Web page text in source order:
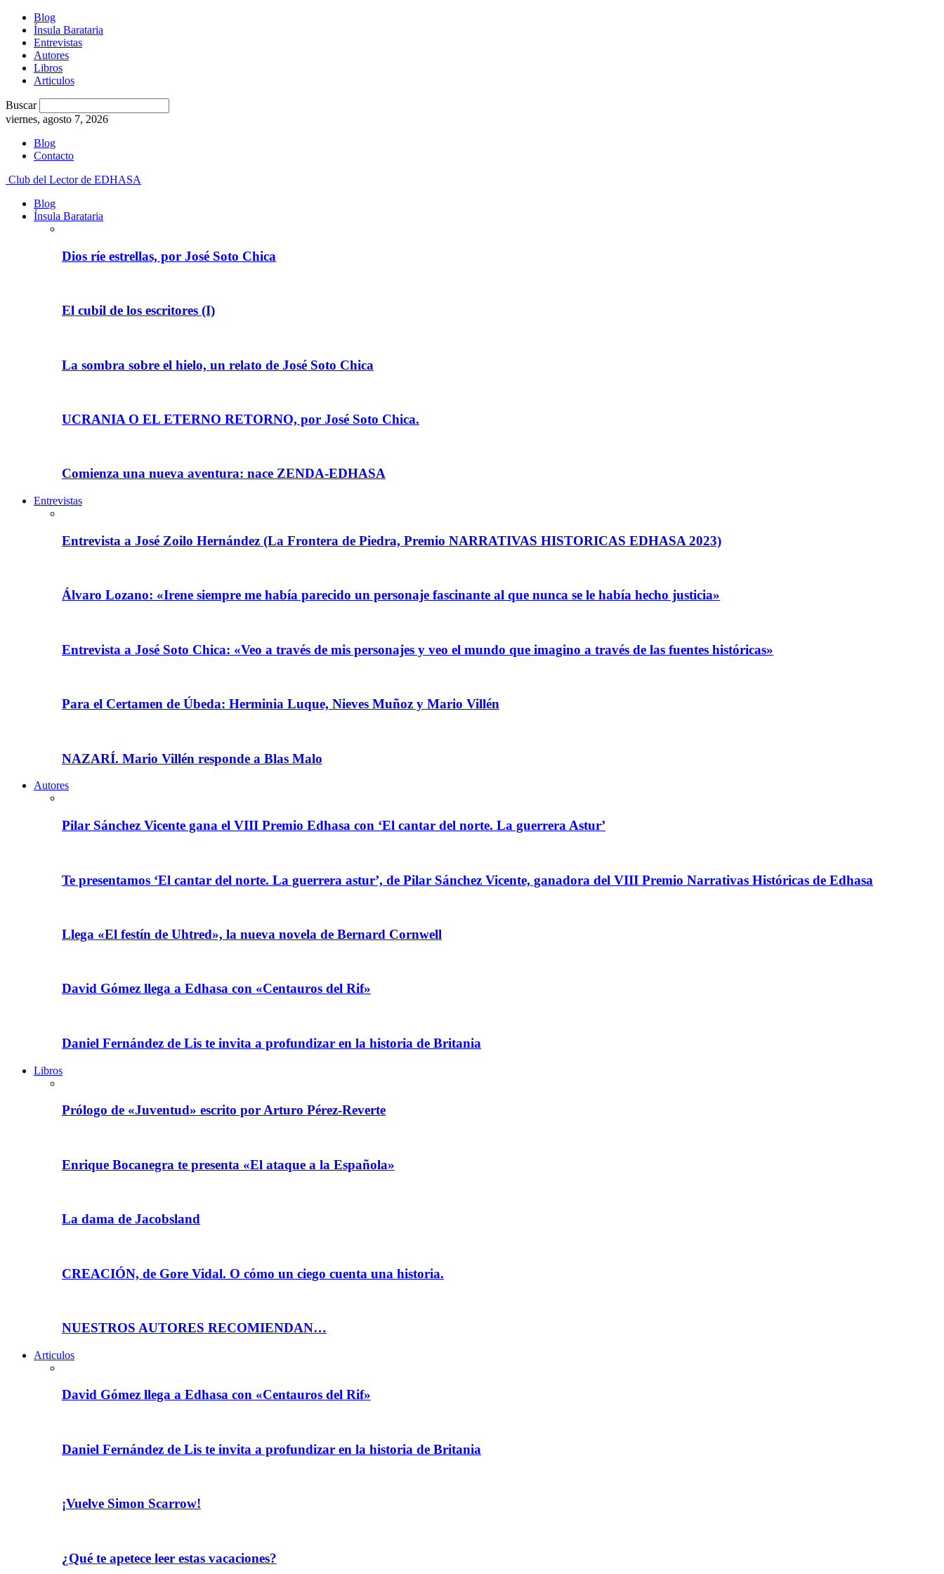
Blog
Ínsula Barataria
Entrevistas
Autores
Libros
Articulos
Buscar
viernes, agosto 7, 2026
Blog
Contacto
Club del Lector de EDHASA
Blog
Ínsula Barataria
Dios ríe estrellas, por José Soto Chica
El cubil de los escritores (I)
La sombra sobre el hielo, un relato de José Soto Chica
UCRANIA O EL ETERNO RETORNO, por José Soto Chica.
Comienza una nueva aventura: nace ZENDA-EDHASA
Entrevistas
Entrevista a José Zoilo Hernández (La Frontera de Piedra, Premio NARRATIVAS HISTORICAS EDHASA 2023)
Álvaro Lozano: «Irene siempre me había parecido un personaje fascinante al que nunca se le había hecho justicia»
Entrevista a José Soto Chica: «Veo a través de mis personajes y veo el mundo que imagino a través de las fuentes históricas»
Para el Certamen de Úbeda: Herminia Luque, Nieves Muñoz y Mario Villén
NAZARÍ. Mario Villén responde a Blas Malo
Autores
Pilar Sánchez Vicente gana el VIII Premio Edhasa con ‘El cantar del norte. La guerrera Astur’
Te presentamos ‘El cantar del norte. La guerrera astur’, de Pilar Sánchez Vicente, ganadora del VIII Premio Narrativas Históricas de Edhasa
Llega «El festín de Uhtred», la nueva novela de Bernard Cornwell
David Gómez llega a Edhasa con «Centauros del Rif»
Daniel Fernández de Lis te invita a profundizar en la historia de Britania
Libros
Prólogo de «Juventud» escrito por Arturo Pérez-Reverte
Enrique Bocanegra te presenta «El ataque a la Española»
La dama de Jacobsland
CREACIÓN, de Gore Vidal. O cómo un ciego cuenta una historia.
NUESTROS AUTORES RECOMIENDAN…
Articulos
David Gómez llega a Edhasa con «Centauros del Rif»
Daniel Fernández de Lis te invita a profundizar en la historia de Britania
¡Vuelve Simon Scarrow!
¿Qué te apetece leer estas vacaciones?